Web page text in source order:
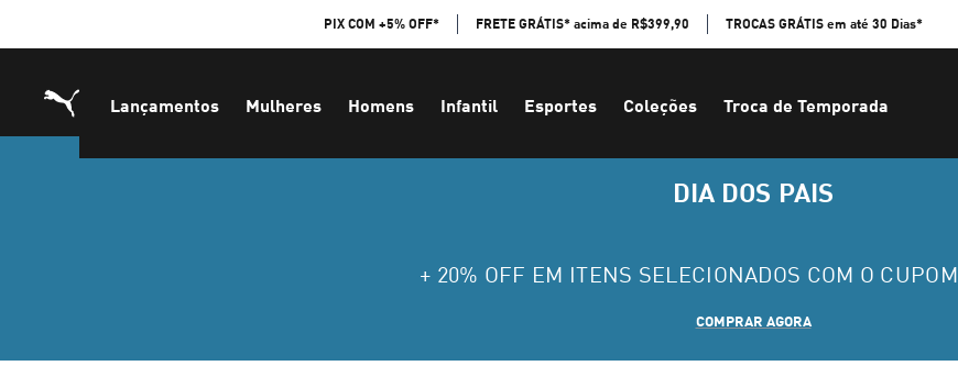
PIX COM +5% OFF* FRETE GRÁTIS* acima de R$399,90 TROCAS GRÁTIS em até 30 Dias*
Lançamentos Mulheres Homens Infantil Esportes Coleções Troca de Temporada
DIA DOS PAIS
+ 20% OFF EM ITENS SELECIONADOS COM O CUPOM
COMPRAR AGORA